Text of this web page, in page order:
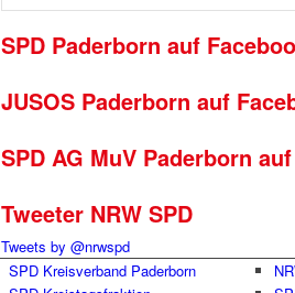
SPD Paderborn auf
JUSOS Paderborn auf
SPD AG MuV Paderborn
Tweeter NRW SPD
Tweets by @nrwspd
SPD Kreisverband Paderborn